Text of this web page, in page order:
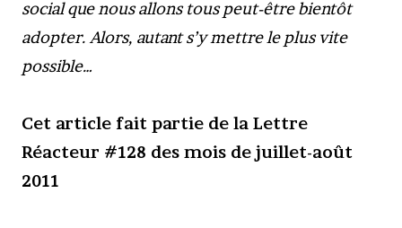
social que nous allons tous peut-être bientôt
adopter. Alors, autant s’y mettre le plus vite
possible…
Cet article fait partie de la Lettre
Réacteur #128 des mois de juillet-août
2011